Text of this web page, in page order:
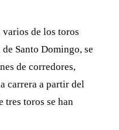
de los toros
Santo Domingo, se
de corredores,
carrera a partir del
tres toros se han